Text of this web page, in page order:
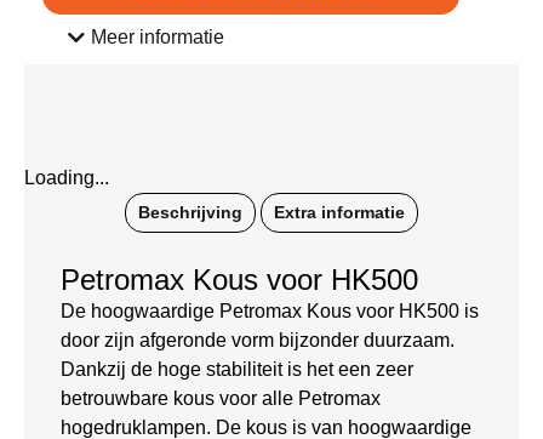
Meer informatie
Loading...
Beschrijving Extra informatie
Petromax Kous voor HK500
De hoogwaardige Petromax Kous voor HK500 is
door zijn afgeronde vorm bijzonder duurzaam.
Dankzij de hoge stabiliteit is het een zeer
betrouwbare kous voor alle Petromax
hogedruklampen. De kous is van hoogwaardige